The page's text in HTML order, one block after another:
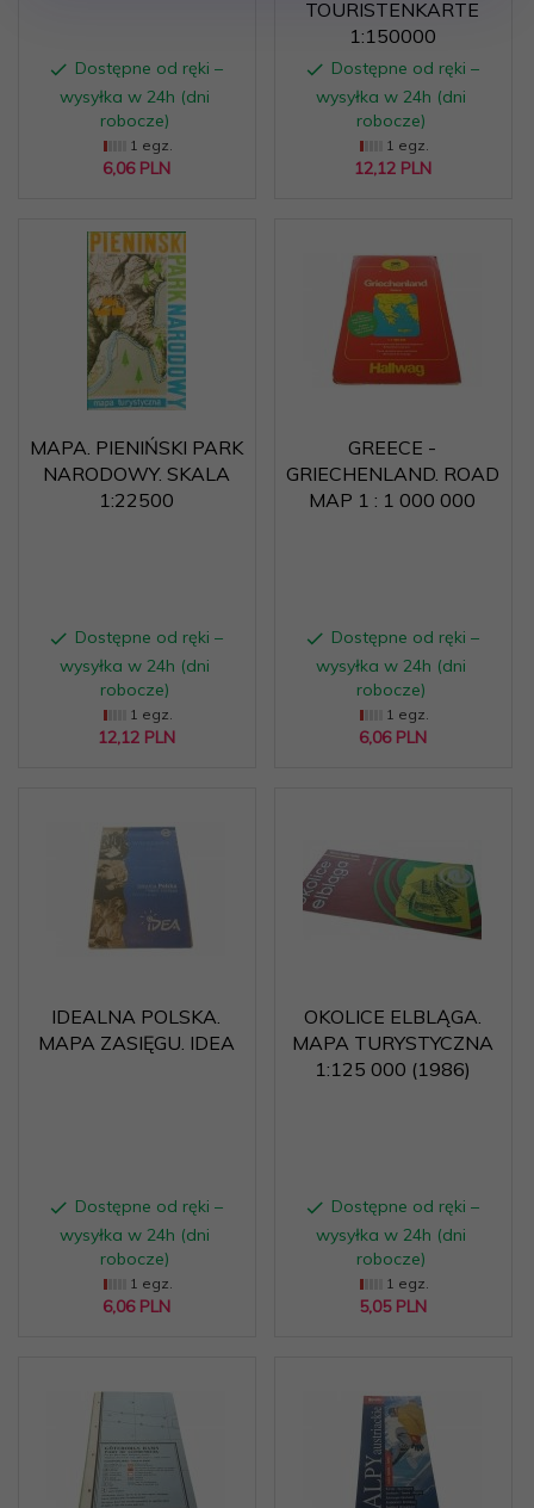
Dostępne od ręki –
wysyłka w 24h (dni
robocze)
1 egz.
6,06 PLN
TOURISTENKARTE
1:150000
Dostępne od ręki –
wysyłka w 24h (dni
robocze)
1 egz.
12,12 PLN
MAPA. PIENIŃSKI PARK
NARODOWY. SKALA
1:22500
Dostępne od ręki –
wysyłka w 24h (dni
robocze)
1 egz.
12,12 PLN
GREECE -
GRIECHENLAND. ROAD
MAP 1 : 1 000 000
Dostępne od ręki –
wysyłka w 24h (dni
robocze)
1 egz.
6,06 PLN
IDEALNA POLSKA.
MAPA ZASIĘGU. IDEA
Dostępne od ręki –
wysyłka w 24h (dni
robocze)
1 egz.
6,06 PLN
OKOLICE ELBLĄGA.
MAPA TURYSTYCZNA
1:125 000 (1986)
Dostępne od ręki –
wysyłka w 24h (dni
robocze)
1 egz.
5,05 PLN